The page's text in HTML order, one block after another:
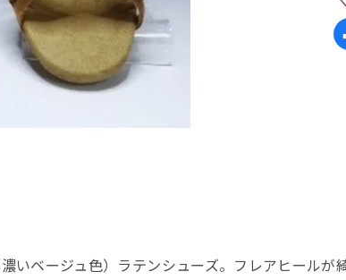
いベージュ色）ラテンシューズ。フレアヒールが